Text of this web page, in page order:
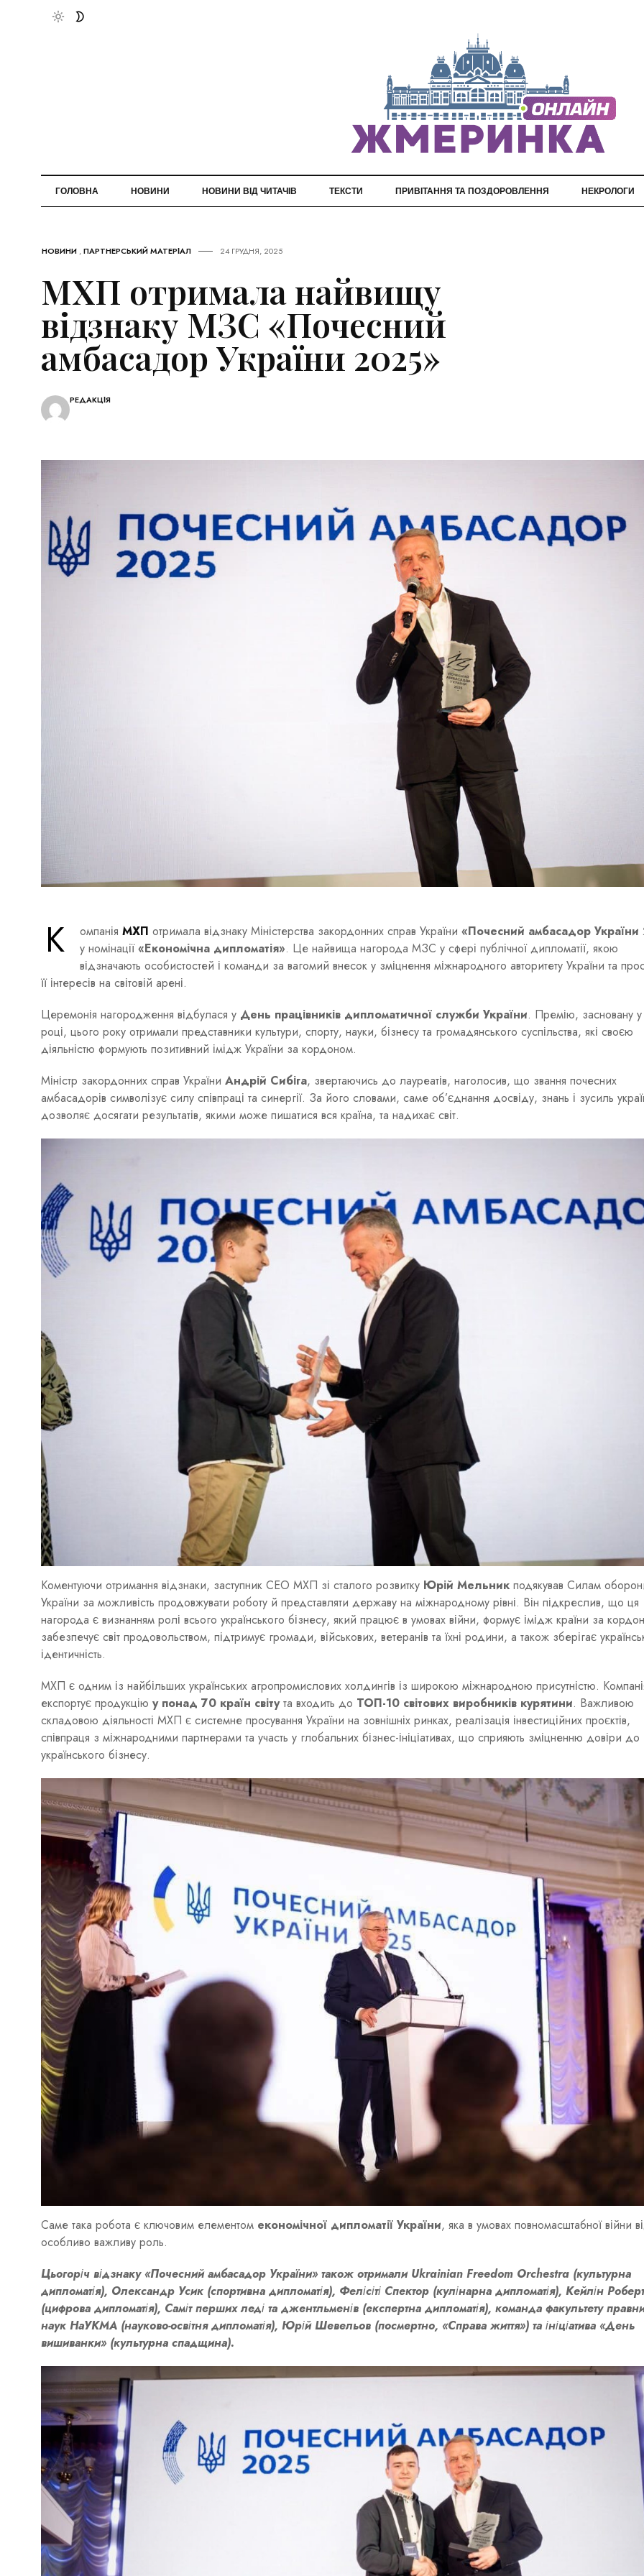
ГОЛОВНА НОВИНИ НОВИНИ ВІД ЧИТАЧІВ ТЕКСТИ ПРИВІТАННЯ ТА ПОЗДОРОВЛЕННЯ НЕКРОЛОГИ
НОВИНИ ,ПАРТНЕРСЬКИЙ МАТЕРІАЛ 24 ГРУДНЯ, 2025
МХП отримала найвищу
відзнаку МЗС «Почесний
амбасадор України 2025»
РЕДАКЦІЯ
К омпанія МХП отримала відзнаку Міністерства закордонних справ України «Почесний амбасадор
у номінації«Економічна дипломатія». Це найвища нагорода МЗС у сфері публічної дипломатії, якою
відзначають особистостей і команди за вагомий внесок у зміцнення міжнародного авторитету України та
її інтересів на світовій арені.
Церемонія нагородження відбулася у День працівників дипломатичної служби України. Премію, засновану
році, цього року отримали представники культури, спорту, науки, бізнесу та громадянського суспільства, які своєю
діяльністю формують позитивний імідж України за кордоном.
Міністр закордонних справ України Андрій Сибіга, звертаючись до лауреатів, наголосив, що звання почесних
амбасадорів символізує силу співпраці та синергії. За його словами, саме об’єднання досвіду, знань і зусиль
дозволяє досягати результатів, якими може пишатися вся країна, та надихає світ.
Коментуючи отримання відзнаки, заступник CEO МХП зі сталого розвитку Юрій Мельник подякував Силам
України за можливість продовжувати роботу й представляти державу на міжнародному рівні. Він підкреслив, що ця
нагорода є визнанням ролі всього українського бізнесу, який працює в умовах війни, формує імідж країни за
забезпечує світ продовольством, підтримує громади, військових, ветеранів та їхні родини, а також зберігає
ідентичність.
МХП є одним із найбільших українських агропромислових холдингів із широкою міжнародною присутністю.
експортує продукцію у понад 70 країн світута входить до ТОП-10 світових виробників курятини. Важливою
складовою діяльності МХП є системне просування України на зовнішніх ринках, реалізація інвестиційних проєктів,
співпраця з міжнародними партнерами та участь у глобальних бізнес-ініціативах, що сприяють зміцненню довіри до
українського бізнесу.
Саме така робота є ключовим елементом економічної дипломатії України, яка в умовах повномасштабної війни
особливо важливу роль.
Цьогоріч відзнаку «Почесний амбасадор України» також отримали Ukrainian Freedom Orchestra (культурна
дипломатія), Олександр Усик (спортивна дипломатія), Фелісіті Спектор (кулінарна дипломатія), Кейлін
(цифрова дипломатія), Саміт перших леді та джентльменів (експертна дипломатія), команда факультету
наук НаУКМА (науково-освітня дипломатія), Юрій Шевельов (посмертно, «Справа життя») та ініціатива «День
вишиванки» (культурна спадщина).